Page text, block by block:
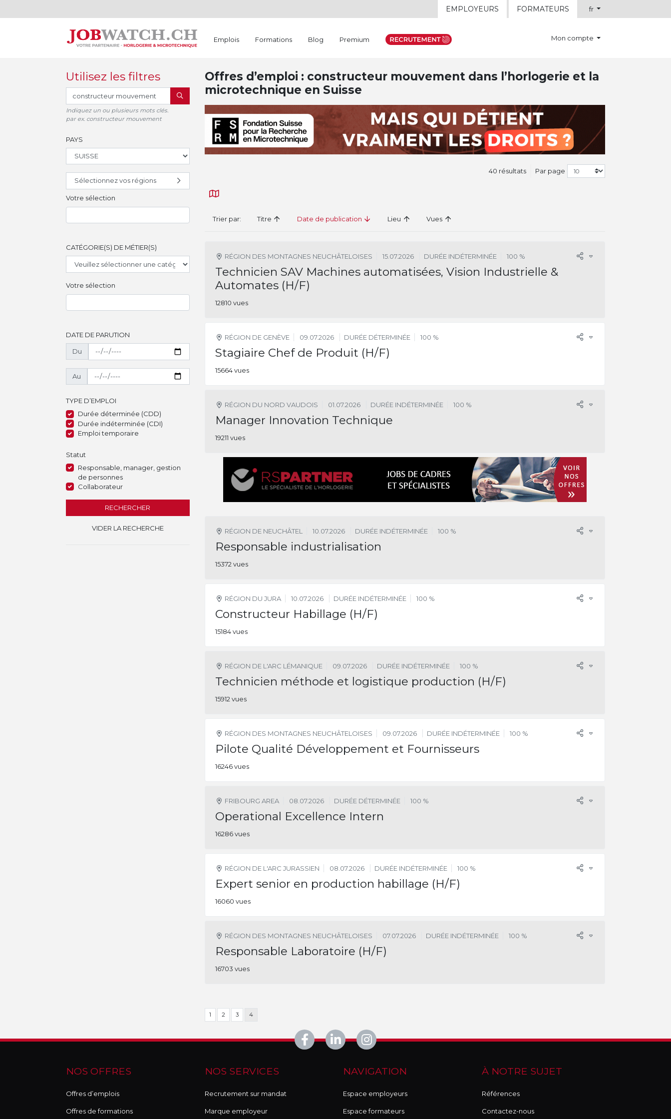
EMPLOYEURS FORMATEURS fr
Emplois Formations Blog Premium Mon compte
Utilisez les filtres
RECHERCHER
Indiquez un ou plusieurs mots clés.
par ex. constructeur mouvement
PAYS
Sélectionnez vos régions
Votre sélection
CATÉGORIE(S) DE MÉTIER(S)
Votre sélection
DATE DE PARUTION
Du
Au
TYPE D’EMPLOI
Durée déterminée (CDD)
Durée indéterminée (CDI)
Emploi temporaire
Statut
Responsable, manager, gestion
de personnes
Collaborateur
RECHERCHER
VIDER LA RECHERCHE
Offres d’emploi : constructeur mouvement dans l’horlogerie et la
microtechnique en Suisse
40 résultats Par page
Trier par: Titre Date de publication Lieu Vues
RÉGION DES MONTAGNES NEUCHÂTELOISES 15.07.2026 DURÉE INDÉTERMINÉE 100 %
Technicien SAV Machines automatisées, Vision Industrielle &
Automates (H/F)
12810 vues
RÉGION DE GENÈVE 09.07.2026 DURÉE DÉTERMINÉE 100 %
Stagiaire Chef de Produit (H/F)
15664 vues
RÉGION DU NORD VAUDOIS 01.07.2026 DURÉE INDÉTERMINÉE 100 %
Manager Innovation Technique
19211 vues
RÉGION DE NEUCHÂTEL 10.07.2026 DURÉE INDÉTERMINÉE 100 %
Responsable industrialisation
15372 vues
RÉGION DU JURA 10.07.2026 DURÉE INDÉTERMINÉE 100 %
Constructeur Habillage (H/F)
15184 vues
RÉGION DE L'ARC LÉMANIQUE 09.07.2026 DURÉE INDÉTERMINÉE 100 %
Technicien méthode et logistique production (H/F)
15912 vues
RÉGION DES MONTAGNES NEUCHÂTELOISES 09.07.2026 DURÉE INDÉTERMINÉE 100 %
Pilote Qualité Développement et Fournisseurs
16246 vues
FRIBOURG AREA 08.07.2026 DURÉE DÉTERMINÉE 100 %
Operational Excellence Intern
16286 vues
RÉGION DE L'ARC JURASSIEN 08.07.2026 DURÉE INDÉTERMINÉE 100 %
Expert senior en production habillage (H/F)
16060 vues
RÉGION DES MONTAGNES NEUCHÂTELOISES 07.07.2026 DURÉE INDÉTERMINÉE 100 %
Responsable Laboratoire (H/F)
16703 vues
1 2 3 4
NOS OFFRES
Offres d’emplois
Offres de formations
NOS SERVICES
Recrutement sur mandat
Marque employeur
NAVIGATION
Espace employeurs
Espace formateurs
À NOTRE SUJET
Références
Contactez-nous